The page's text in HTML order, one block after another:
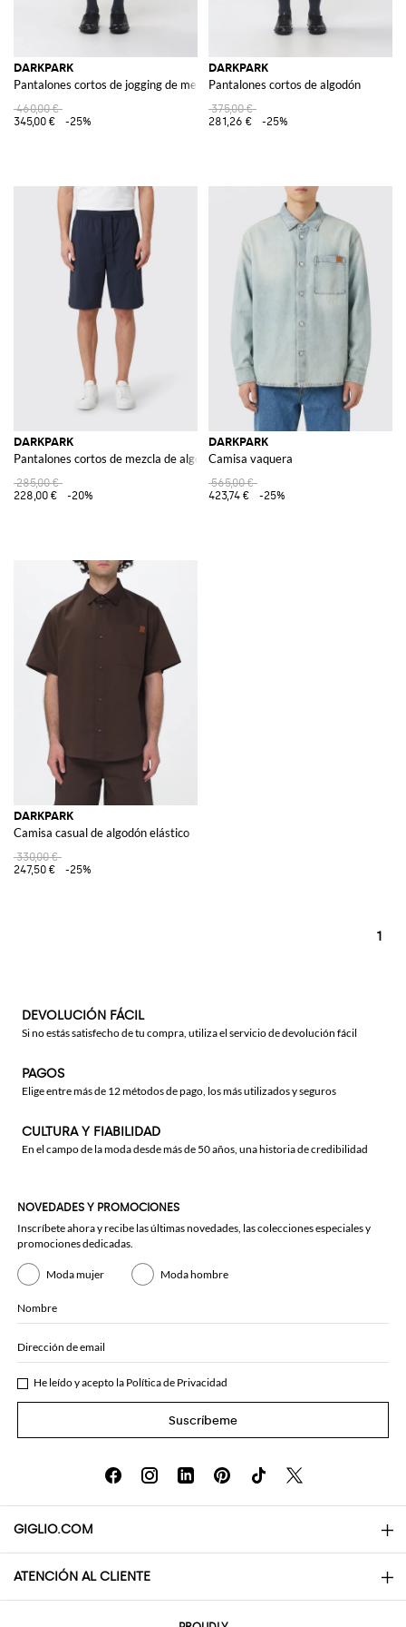
DARKPARK
Pantalones cortos de jogging de mezclilla
460,00 €
345,00 €
-25%
DARKPARK
Pantalones cortos de algodón
375,00 €
281,26 €
-25%
DARKPARK
Pantalones cortos de mezcla de algodón
285,00 €
228,00 €
-20%
DARKPARK
Camisa vaquera
565,00 €
423,74 €
-25%
DARKPARK
Camisa casual de algodón elástico
330,00 €
247,50 €
-25%
1
DEVOLUCIÓN FÁCIL
Si no estás satisfecho de tu compra, utiliza el servicio de devolución fácil
PAGOS
Elige entre más de 12 métodos de pago, los más utilizados y seguros
CULTURA Y FIABILIDAD
En el campo de la moda desde más de 50 años, una historia de credibilidad
NOVEDADES Y PROMOCIONES
Inscríbete ahora y recibe las últimas novedades, las colecciones especiales y
promociones dedicadas.
Moda mujer Moda hombre
Nombre
Dirección de email
He leído y acepto la Política de Privacidad
Suscríbeme
GIGLIO.COM
About
ATENCIÓN AL CLIENTE